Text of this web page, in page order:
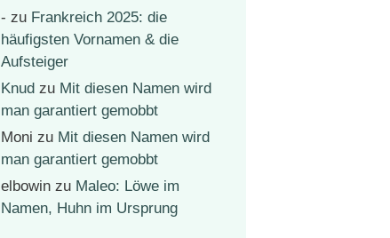
- zu Frankreich 2025: die
häufigsten Vornamen & die
Aufsteiger
Knud zu Mit diesen Namen wird
man garantiert gemobbt
Moni zu Mit diesen Namen wird
man garantiert gemobbt
elbowin zu Maleo: Löwe im
Namen, Huhn im Ursprung